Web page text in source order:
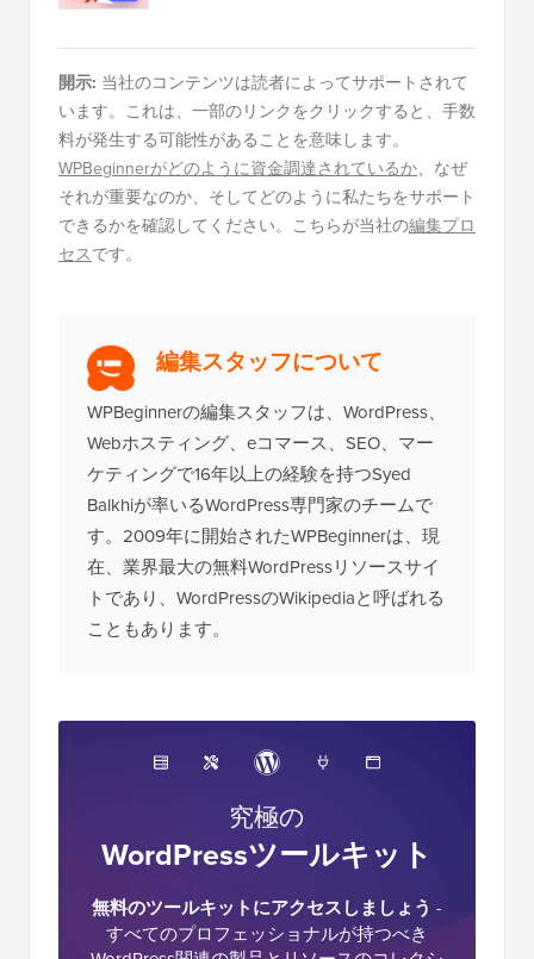
開示: 当社のコンテンツは読者によってサポートされて
います。これは、一部のリンクをクリックすると、手数
料が発生する可能性があることを意味します。
WPBeginnerがどのように資金調達されているか、なぜ
それが重要なのか、そしてどのように私たちをサポート
できるかを確認してください。こちらが当社の編集プロ
セスです。
編集スタッフについて
WPBeginnerの編集スタッフは、WordPress、
Webホスティング、eコマース、SEO、マー
ケティングで16年以上の経験を持つSyed
Balkhiが率いるWordPress専門家のチームで
す。2009年に開始されたWPBeginnerは、現
在、業界最大の無料WordPressリソースサイ
トであり、WordPressのWikipediaと呼ばれる
こともあります。
究極の
WordPressツールキット
無料のツールキットにアクセスしましょう -
すべてのプロフェッショナルが持つべき